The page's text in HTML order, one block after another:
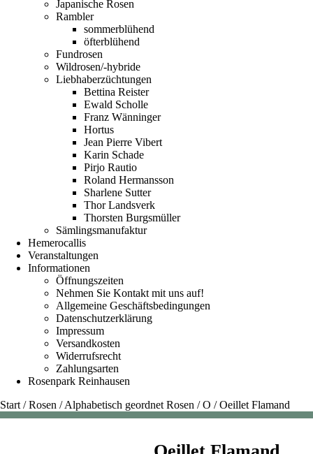
Japanische Rosen
Rambler
sommerblühend
öfterblühend
Fundrosen
Wildrosen/-hybride
Liebhaberzüchtungen
Bettina Reister
Ewald Scholle
Franz Wänninger
Hortus
Jean Pierre Vibert
Karin Schade
Pirjo Rautio
Roland Hermansson
Sharlene Sutter
Thor Landsverk
Thorsten Burgsmüller
Sämlingsmanufaktur
Hemerocallis
Veranstaltungen
Informationen
Öffnungszeiten
Nehmen Sie Kontakt mit uns auf!
Allgemeine Geschäftsbedingungen
Datenschutzerklärung
Impressum
Versandkosten
Widerrufsrecht
Zahlungsarten
Rosenpark Reinhausen
Start /Rosen /Alphabetisch geordnet Rosen /O /Oeillet Flamand